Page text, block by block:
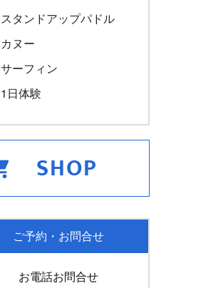
スタンドアップパドル
カヌー
サーフィン
1日体験
ご予約・お問合せ
お電話お問合せ